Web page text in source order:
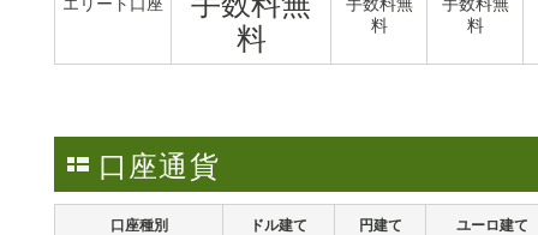
料
料
料
口座通貨
口座種別 ドル建て 円建て ユーロ建て